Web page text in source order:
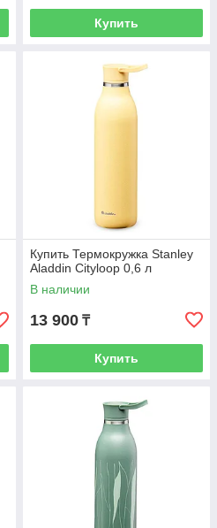
Купить
Купить Термокружка Stanley
Aladdin Cityloop 0,6 л
В наличии
13 900 ₸
Купить